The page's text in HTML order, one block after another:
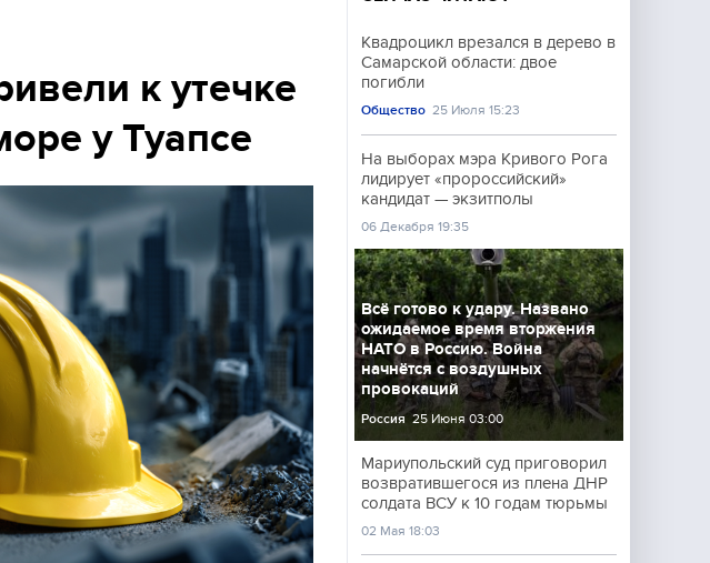
Происшествия
к утечке
у Туапсе
Квадроцикл врезался в дерево в
Самарской области: двое
погибли
Общество 25 Июля 15:23
На выборах мэра Кривого Рога
лидирует «пророссийский»
кандидат — экзитполы
06 Декабря 19:35
Всё готово к удару. Названо
ожидаемое время вторжения
НАТО в Россию. Война
начнётся с воздушных
провокаций
Россия 25 Июня 03:00
Мариупольский суд приговорил
возвратившегося из плена ДНР
солдата ВСУ к 10 годам тюрьмы
02 Мая 18:03